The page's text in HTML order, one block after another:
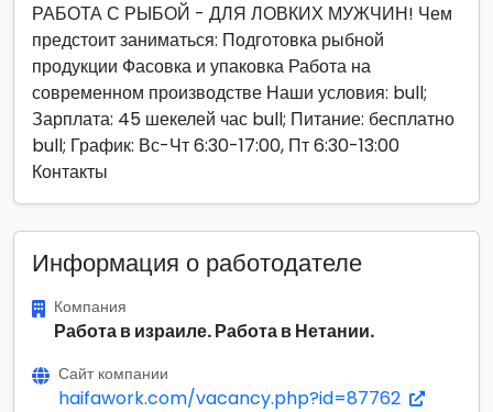
РАБОТА С РЫБОЙ - ДЛЯ ЛОВКИХ МУЖЧИН! Чем
предстоит заниматься: Подготовка рыбной
продукции Фасовка и упаковка Работа на
современном производстве Наши условия: bull;
Зарплата: 45 шекелей час bull; Питание: бесплатно
bull; График: Вс-Чт 6:30-17:00, Пт 6:30-13:00
Контакты
Информация о работодателе
Компания
Работа в израиле. Работа в Нетании.
Сайт компании
haifawork.com/vacancy.php?id=87762